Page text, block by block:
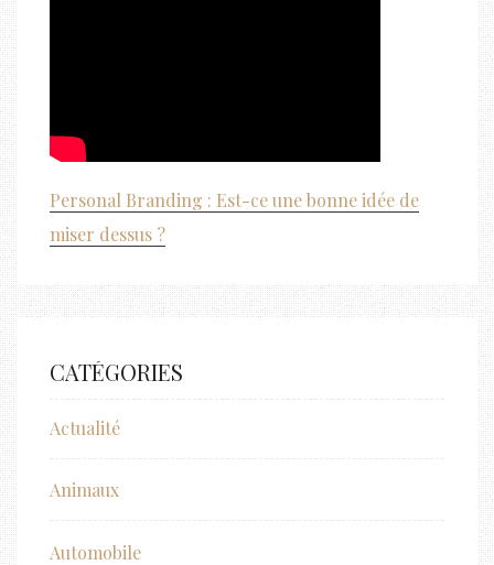
Personal Branding : Est-ce une bonne idée de
miser dessus ?
CATÉGORIES
Actualité
Animaux
Automobile